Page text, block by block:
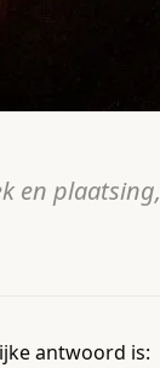
en plaatsing,
antwoord is: